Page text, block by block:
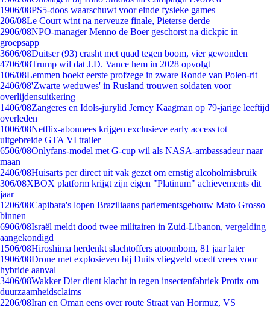
1906/08PS5-doos waarschuwt voor einde fysieke games
206/08Le Court wint na nerveuze finale, Pieterse derde
2906/08NPO-manager Menno de Boer geschorst na dickpic in
groepsapp
3606/08Duitser (93) crasht met quad tegen boom, vier gewonden
4706/08Trump wil dat J.D. Vance hem in 2028 opvolgt
106/08Lemmen boekt eerste profzege in zware Ronde van Polen-rit
2406/08'Zwarte weduwes' in Rusland trouwen soldaten voor
overlijdensuitkering
1406/08Zangeres en Idols-jurylid Jerney Kaagman op 79-jarige leeftijd
overleden
1006/08Netflix-abonnees krijgen exclusieve early access tot
uitgebreide GTA VI trailer
6506/08Onlyfans-model met G-cup wil als NASA-ambassadeur naar
maan
2406/08Huisarts per direct uit vak gezet om ernstig alcoholmisbruik
306/08XBOX platform krijgt zijn eigen "Platinum" achievements dit
jaar
1206/08Capibara's lopen Braziliaans parlementsgebouw Mato Grosso
binnen
6906/08Israël meldt dood twee militairen in Zuid-Libanon, vergelding
aangekondigd
1506/08Hiroshima herdenkt slachtoffers atoombom, 81 jaar later
1906/08Drone met explosieven bij Duits vliegveld voedt vrees voor
hybride aanval
3406/08Wakker Dier dient klacht in tegen insectenfabriek Protix om
duurzaamheidsclaims
2206/08Iran en Oman eens over route Straat van Hormuz, VS